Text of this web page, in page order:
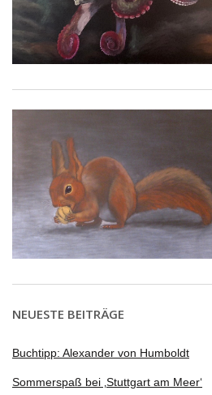
NEUESTE BEITRÄGE
Buchtipp: Alexander von Humboldt
Sommerspaß bei ‚Stuttgart am Meer‘